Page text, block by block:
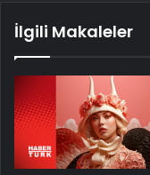
İlgili Makaleler